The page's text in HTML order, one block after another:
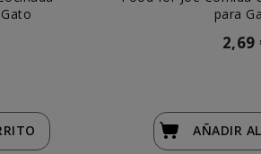
para
2,69
AÑADIR